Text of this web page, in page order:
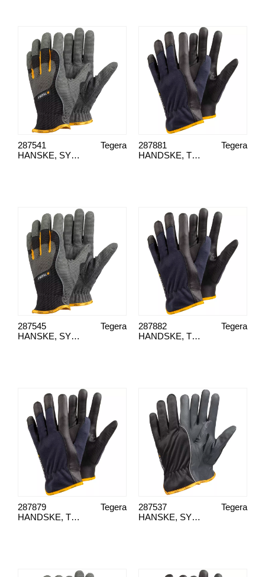
HANSKE, SYNT/LAER TEGERA 9125, 8
Tegera
287541
HANDSKE, TEGERA 326, 10
Tegera
287881
HANSKE, SYNT/LAER TEGERA 9125, 12
Tegera
287545
HANDSKE, TEGERA 326, 11
Tegera
287882
HANDSKE, TEGERA 326, 8
Tegera
287879
HANSKE, SYNT/LAER TEGERA 9100, 8
Tegera
287537